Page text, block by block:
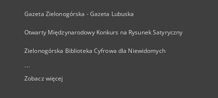
Gazeta Zielonogórska - Gazeta Lubuska
Otwarty Międzynarodowy Konkurs na Rysunek Satyryczny
Zielonogórska Biblioteka Cyfrowa dla Niewidomych
...
Zobacz więcej